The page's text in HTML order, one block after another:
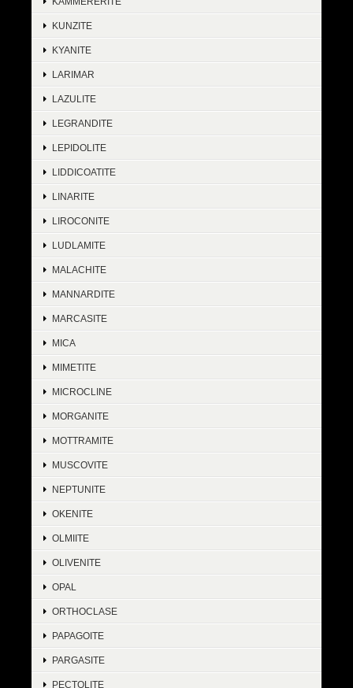
KUNZITE
KYANITE
LARIMAR
LAZULITE
LEGRANDITE
LEPIDOLITE
LIDDICOATITE
LINARITE
LIROCONITE
LUDLAMITE
MALACHITE
MANNARDITE
MARCASITE
MICA
MIMETITE
MICROCLINE
MORGANITE
MOTTRAMITE
MUSCOVITE
NEPTUNITE
OKENITE
OLMIITE
OLIVENITE
OPAL
ORTHOCLASE
PAPAGOITE
PARGASITE
PECTOLITE